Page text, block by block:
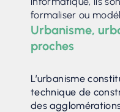
formaliser ou
Urbanisme,
proches
L’urbanisme
technique de
des